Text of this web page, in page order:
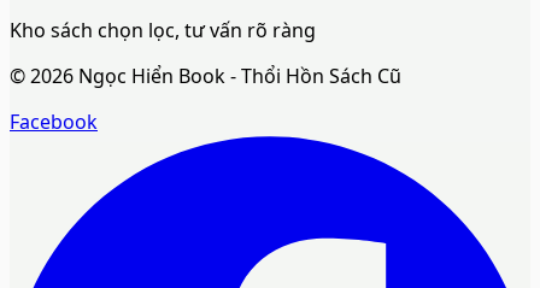
Kho sách chọn lọc, tư vấn rõ ràng
©2026 Ngọc Hiển Book - Thổi Hồn Sách Cũ
Facebook